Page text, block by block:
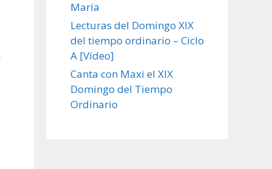
María
Lecturas del Domingo XIX
del tiempo ordinario – Ciclo
A [Vídeo]
Canta con Maxi el XIX
Domingo del Tiempo
Ordinario